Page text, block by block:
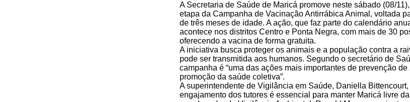
A Secretaria de Saúde de Maricá promove neste sábado (08/
etapa da Campanha de Vacinação Antirrábica Animal, voltada
de três meses de idade. A ação, que faz parte do calendário
acontece nos distritos Centro e Ponta Negra, com mais de 30
oferecendo a vacina de forma gratuita.
A iniciativa busca proteger os animais e a população contra a
pode ser transmitida aos humanos. Segundo o secretário de
campanha é “uma das ações mais importantes de prevenção
promoção da saúde coletiva”.
A superintendente de Vigilância em Saúde, Daniella
engajamento dos tutores é essencial para manter Maricá livre